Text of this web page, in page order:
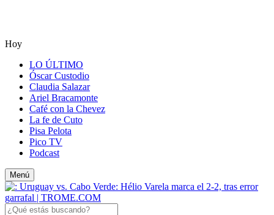
Hoy
LO ÚLTIMO
Óscar Custodio
Claudia Salazar
Ariel Bracamonte
Café con la Chevez
La fe de Cuto
Pisa Pelota
Pico TV
Podcast
Menú